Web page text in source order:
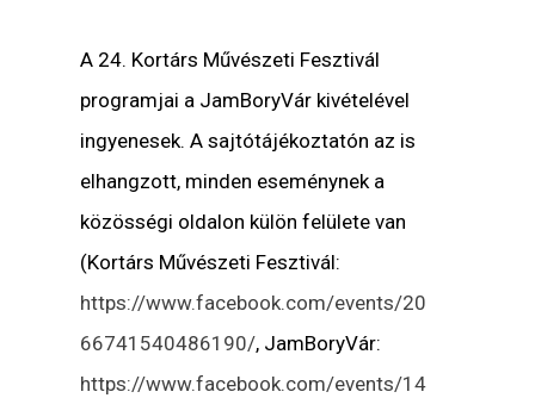
A 24. Kortárs Művészeti Fesztivál
programjai a JamBoryVár kivételével
ingyenesek. A sajtótájékoztatón az is
elhangzott, minden eseménynek a
közösségi oldalon külön felülete van
(Kortárs Művészeti Fesztivál:
https://www.facebook.com/events/20
66741540486190/, JamBoryVár:
https://www.facebook.com/events/14